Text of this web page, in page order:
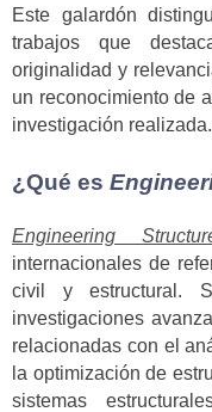
Este galardón
trabajos que
originalidad y
un reconocimiento de
investigación realizada.
¿Qué es
Engineering
internacionales de
civil y estructural.
investigaciones
relacionadas con el
la optimización de
sistemas